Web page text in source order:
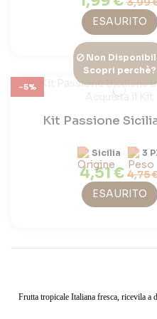
ESAURITO
-5%
Non
Scopri perchè?
Kit Passione
Sicilia 3
4,51 € 4,75
ESAURITO
Frutta tropicale Italiana fresca, ricevila a